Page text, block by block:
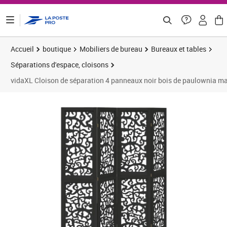
Accueil boutique Mobiliers de bureau
Bureaux et tables
Séparations d'espace, cloisons
vidaXL Cloison de séparation 4 panneaux noir bois de paulownia